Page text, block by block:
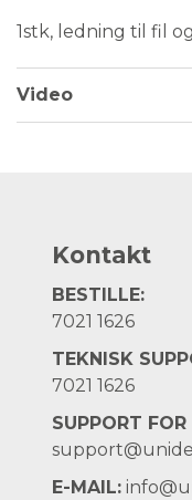
1stk, ledning til fil
Video
Kontakt
BESTILLE:
7021 1626
TEKNISK
7021 1626
SUPPORT FOR
E-MAIL: